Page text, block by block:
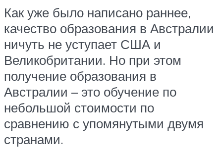
Как уже было написано раннее,
качество образования в Австралии
ничуть не уступает США и
Великобритании. Но при этом
получение образования в
Австралии – это обучение по
небольшой стоимости по
сравнению с упомянутыми двумя
странами.